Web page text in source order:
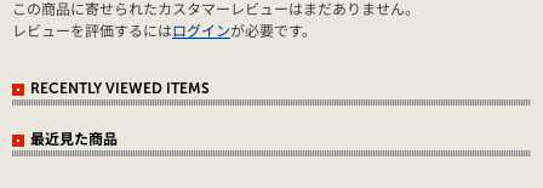
この商品に寄せられたカスタマーレビューはまだありません。
レビューを評価するにはログインが必要です。
RECENTLY VIEWED ITEMS
最近見た商品